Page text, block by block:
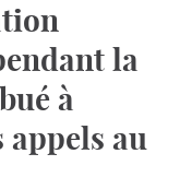
la
à
au